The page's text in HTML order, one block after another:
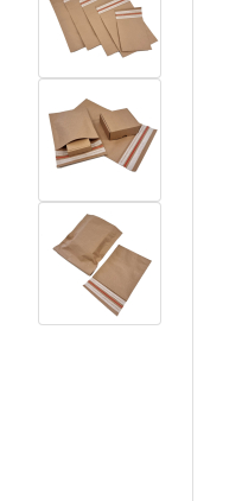
View larger image